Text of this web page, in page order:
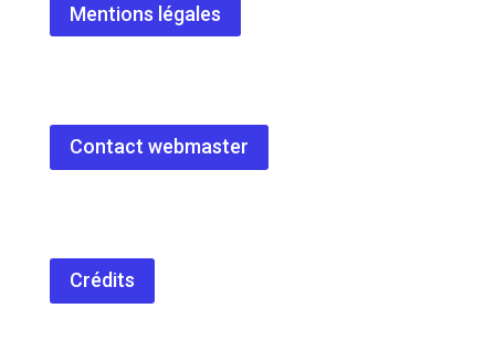
Mentions légales
Contact webmaster
Crédits